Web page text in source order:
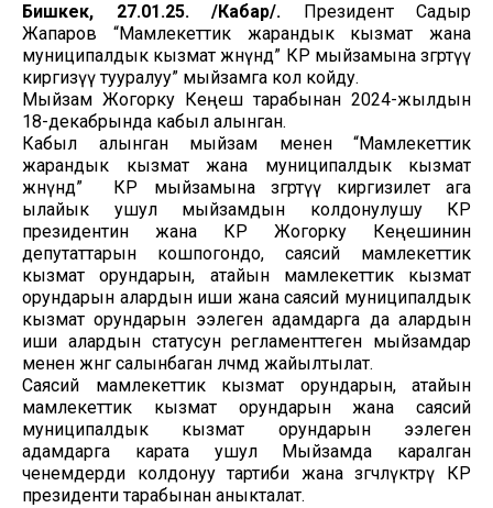
Бишкек, 27.01.25. /Кабар/. Президент Садыр
Жапаров “Мамлекеттик жарандык кызмат жана
муниципалдык кызмат жөнүндө” КР мыйзамына өзгөртүү
киргизүү тууралуу” мыйзамга кол койду.
Мыйзам Жогорку Кеңеш тарабынан 2024-жылдын
18-декабрында кабыл алынган.
Кабыл алынган мыйзам менен “Мамлекеттик
жарандык кызмат жана муниципалдык кызмат
жөнүндө” КР мыйзамына өзгөртүү киргизилет ага
ылайык ушул мыйзамдын колдонулушу КР
президентин жана КР Жогорку Кеңешинин
депутаттарын кошпогондо, саясий мамлекеттик
кызмат орундарын, атайын мамлекеттик кызмат
орундарын алардын иши жана саясий муниципалдык
кызмат орундарын ээлеген адамдарга да алардын
иши алардын статусун регламенттеген мыйзамдар
менен жөнгө салынбаган өлчөмдө жайылтылат.
Саясий мамлекеттик кызмат орундарын, атайын
мамлекеттик кызмат орундарын жана саясий
муниципалдык кызмат орундарын ээлеген
адамдарга карата ушул Мыйзамда каралган
ченемдерди колдонуу тартиби жана өзгөчөлүктөрү КР
президенти тарабынан аныкталат.